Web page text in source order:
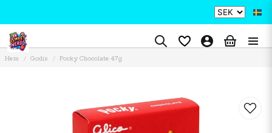
Hem Godis Pocky Chocolate 47g